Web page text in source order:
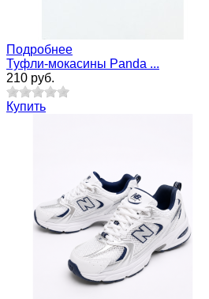
Подробнее
Туфли-мокасины Panda ...
210 руб.
Купить